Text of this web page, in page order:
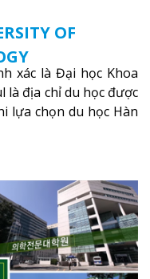
OF
xác là Đại học Khoa
là địa chỉ du học được
lựa chọn du học Hàn